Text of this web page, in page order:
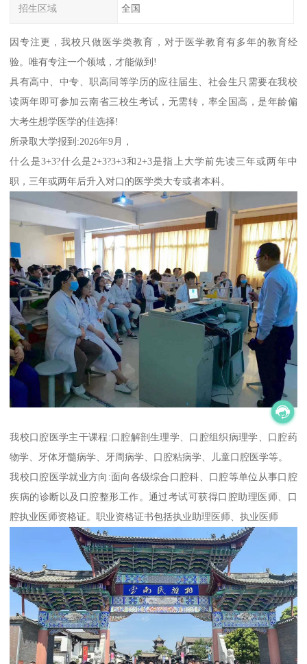
招生区域 全国
因专注更，我校只做医学类教育，对于医学教育有多年的教育经
验。唯有专注一个领域，才能做到!
具有高中、中专、职高同等学历的应往届生、社会生只需要在我校
读两年即可参加云南省三校生考试，无需转，率全国高，是年龄偏
大考生想学医学的佳选择!
所录取大学报到:2026年9月，
什么是3+3?什么是2+3?3+3和2+3是指上大学前先读三年或两年中
职，三年或两年后升入对口的医学类大专或者本科。
我校口腔医学主干课程:口腔解剖生理学、口腔组织病理学、口腔药
物学、牙体牙髓病学、牙周病学、口腔粘病学、儿童口腔医学等。
我校口腔医学就业方向:面向各级综合口腔科、口腔等单位从事口腔
疾病的诊断以及口腔整形工作。通过考试可获得口腔助理医师、口
腔执业医师资格证。职业资格证书包括执业助理医师、执业医师